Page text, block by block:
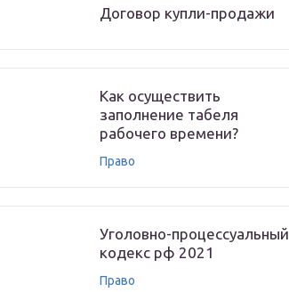
Договор купли-продажи
Как осуществить
заполнение табеля
рабочего времени?
Право
Уголовно-процессуальный
кодекс рф 2021
Право